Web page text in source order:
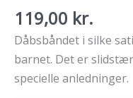
119,00 kr.
Dåbsbåndet i silke
barnet. Det er
specielle anledninger.